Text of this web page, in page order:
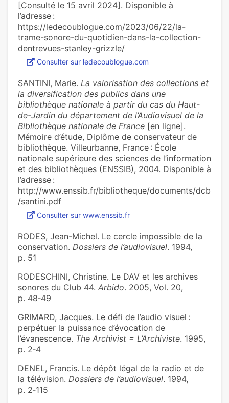
[Consulté le 15 avril 2024]. Disponible à
l’adresse :
https://ledecoublogue.com/2023/06/22/la-
trame-sonore-du-quotidien-dans-la-collection-
dentrevues-stanley-grizzle/
Consulter sur ledecoublogue.com
SANTINI, Marie. La valorisation des collections et
la diversification des publics dans une
bibliothèque nationale à partir du cas du Haut-
de-Jardin du département de l’Audiovisuel de la
Bibliothèque nationale de France [en ligne].
Mémoire d’étude, Diplôme de conservateur de
bibliothèque. Villeurbanne, France : École
nationale supérieure des sciences de l’information
et des bibliothèques (ENSSIB), 2004. Disponible à
l’adresse :
http://www.enssib.fr/bibliotheque/documents/dcb
/santini.pdf
Consulter sur www.enssib.fr
RODES, Jean-Michel. Le cercle impossible de la
conservation. Dossiers de l’audiovisuel. 1994,
p. 51
RODESCHINI, Christine. Le DAV et les archives
sonores du Club 44. Arbido. 2005, Vol. 20,
p. 48‑49
GRIMARD, Jacques. Le défi de l’audio visuel :
perpétuer la puissance d’évocation de
l’évanescence. The Archivist = L’Archiviste. 1995,
p. 2‑4
DENEL, Francis. Le dépôt légal de la radio et de
la télévision. Dossiers de l’audiovisuel. 1994,
p. 2‑115